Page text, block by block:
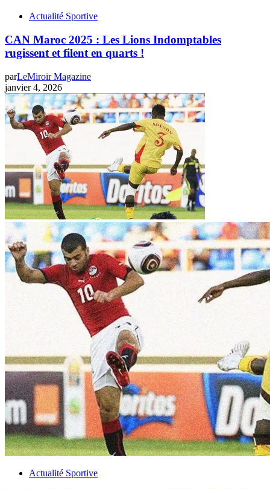
Actualité Sportive
CAN Maroc 2025 : Les Lions Indomptables
rugissent et filent en quarts !
parLeMiroir Magazine
janvier 4, 2026
Actualité Sportive